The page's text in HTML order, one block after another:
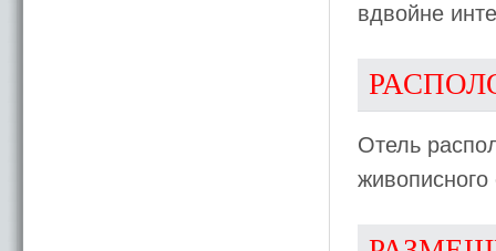
вдвойне
Отель